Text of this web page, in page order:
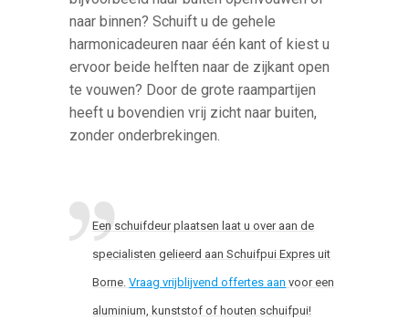
naar binnen? Schuift u de gehele
harmonicadeuren naar één kant of kiest u
ervoor beide helften naar de zijkant open
te vouwen? Door de grote raampartijen
heeft u bovendien vrij zicht naar buiten,
zonder onderbrekingen.
Een schuifdeur plaatsen laat u over aan de
specialisten gelieerd aan Schuifpui Expres uit
Borne.Vraag vrijblijvend offertes aan voor een
aluminium, kunststof of houten schuifpui!